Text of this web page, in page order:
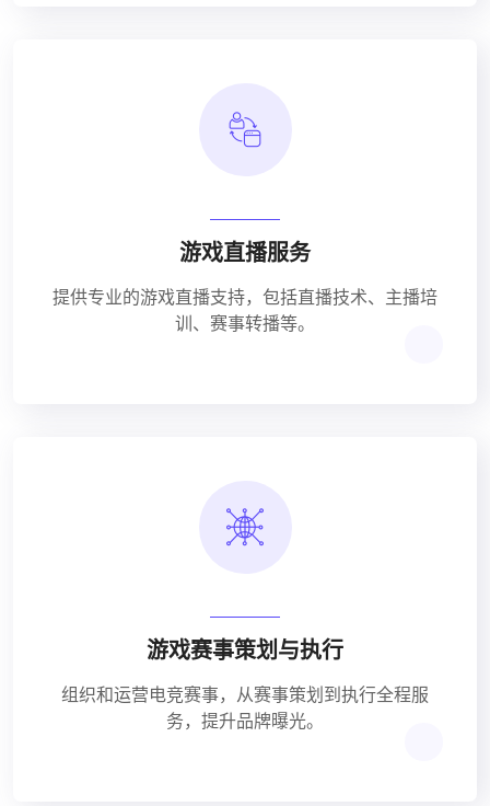
游戏直播服务
提供专业的游戏直播支持，包括直播技术、主播培
训、赛事转播等。
游戏赛事策划与执行
组织和运营电竞赛事，从赛事策划到执行全程服
务，提升品牌曝光。